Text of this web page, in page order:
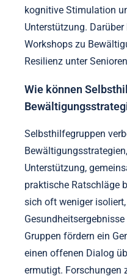
kognitive Stimulation
Unterstützung.
Workshops zu
Resilienz unter
Wie können
Selbsthilfegruppen
Unterstützung,
praktische Ratschläge
sich oft weniger
Gruppen fördern ein
einen offenen Dialog
ermutigt. Forschungen